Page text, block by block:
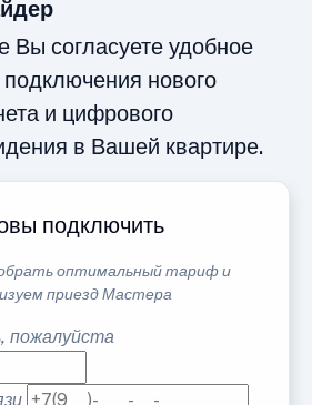
Вы согласуете удобное
нового
и цифрового
в Вашей квартире.
подключить
оптимальный тариф и
приезд Мастера
пожалуйста